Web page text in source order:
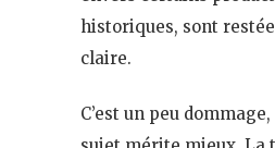
historiques, sont
claire.
C’est un peu